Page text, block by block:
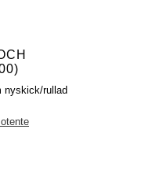
nyskick/rullad